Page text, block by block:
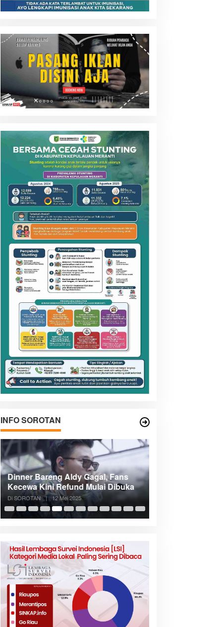
INFO SOROTAN
Dinner Bareng Aldy Gagal, Fans
Kecewa Kini Refund Mulai Dibuka
Di SOROTAN | 12 Mei 2025